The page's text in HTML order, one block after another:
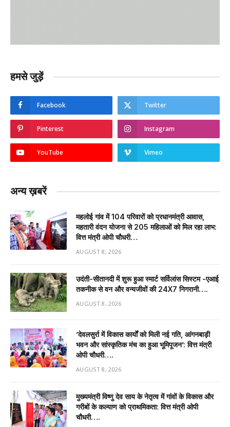
हमसे जुड़ें
Facebook Twitter
Pinterest Instagram
YouTube Vimeo
अन्य ख़बरें
महलोई गांव में 104 परिवारों को प्रधानमंत्री आवास,
महतारी वंदन योजना से 205 महिलाओं को मिल रहा लाभ:
वित्त मंत्री ओपी चौधरी…
AUGUST 8, 2026
उदंती-सीतानदी में शुरू हुआ स्मार्ट सर्विलांस सिस्टम -एआई
तकनीक से वन और वन्यजीवों की 24X7 निगरानी….
AUGUST 8, 2026
’देवलसुर्रा में विकास कार्यों को मिली नई गति, आंगनबाड़ी
भवन और सांस्कृतिक मंच का हुआ भूमिपूजन’: वित्त मंत्री
ओपी चौधरी….
AUGUST 8, 2026
मुख्यमंत्री विष्णु देव साय के नेतृत्व में गांवों के विकास और
गरीबों के कल्याण को प्राथमिकता: वित्त मंत्री ओपी
चौधरी….